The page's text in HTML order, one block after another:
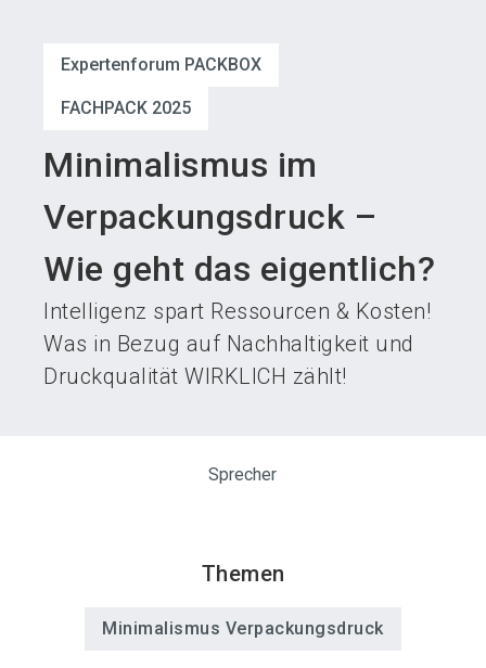
Expertenforum PACKBOX
FACHPACK 2025
Minimalismus im
Verpackungsdruck –
Wie geht das eigentlich?
Intelligenz spart Ressourcen & Kosten!
Was in Bezug auf Nachhaltigkeit und
Druckqualität WIRKLICH zählt!
Sprecher
Themen
Minimalismus Verpackungsdruck